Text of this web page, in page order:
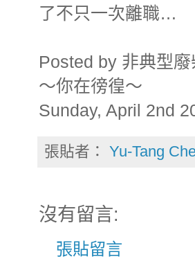
了不只一次離職…
Posted by 非典型廢
～你在徬徨～
Sunday, April 2nd
張貼者： Yu-Tang
沒有留言:
張貼留言